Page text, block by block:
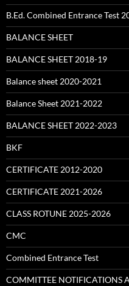
B.Ed. Combined Entrance Test
BALANCE SHEET
BALANCE SHEET 2018-19
Balance sheet 2020-2021
Balance Sheet 2021-2022
BALANCE SHEET 2022-2023
BKF
CERTIFICATE 2012-2020
CERTIFICATE 2021-2026
CLASS ROTUNE 2025-2026
CMC
Combined Entrance Test
COMMITTEE NOTIFICATIONS